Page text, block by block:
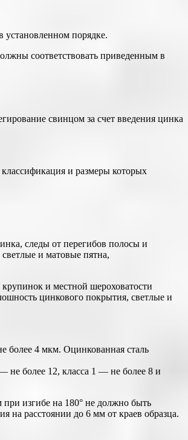
установленном порядке.
соответствовать приведенным в
свинцом за счет введения цинка
и размеры которых
следы от перегибов полосы и
и матовые пятна,
и местной шероховатости
цинкового покрытия, светлые и
более 4 мкм. Оцинкованная сталь
более 12, класса 1 — не более 8 и
изгибе на 180° не должно быть
на расстоянии до 6 мм от краев образца.